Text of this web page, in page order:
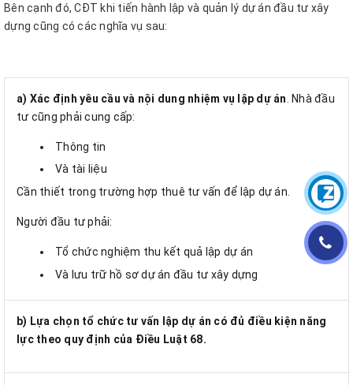
Bên cạnh đó, CĐT khi tiến hành lập và quản lý dự án đầu tư xây
dựng cũng có các nghĩa vụ sau:
a) Xác định yêu cầu và nội dung nhiệm vụ lập dự án . Nhà đầu
tư cũng phải cung cấp:
Thông tin
Và tài liệu
Cần thiết trong trường hợp thuê tư vấn để lập dự án.
Người đầu tư phải:
Tổ chức nghiệm thu kết quả lập dự án
Và lưu trữ hồ sơ dự án đầu tư xây dựng
b) Lựa chọn tổ chức tư vấn lập dự án có đủ điều kiện năng
lực theo quy định của Điều Luật 68.